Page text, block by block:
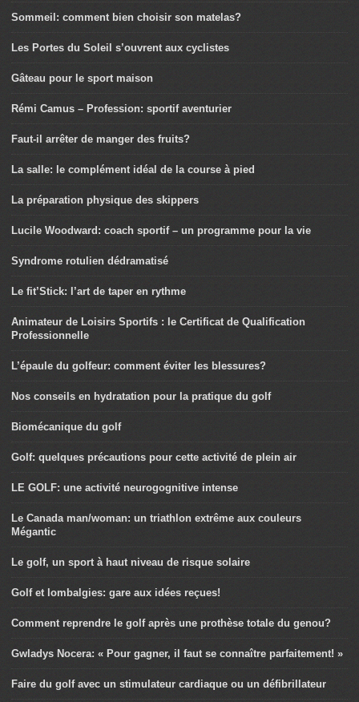
Sommeil: comment bien choisir son matelas?
Les Portes du Soleil s’ouvrent aux cyclistes
Gâteau pour le sport maison
Rémi Camus – Profession: sportif aventurier
Faut-il arrêter de manger des fruits?
La salle: le complément idéal de la course à pied
La préparation physique des skippers
Lucile Woodward: coach sportif – un programme pour la vie
Syndrome rotulien dédramatisé
Le fit’Stick: l’art de taper en rythme
Animateur de Loisirs Sportifs : le Certificat de Qualification
Professionnelle
L’épaule du golfeur: comment éviter les blessures?
Nos conseils en hydratation pour la pratique du golf
Biomécanique du golf
Golf: quelques précautions pour cette activité de plein air
LE GOLF: une activité neurogognitive intense
Le Canada man/woman: un triathlon extrême aux couleurs
Mégantic
Le golf, un sport à haut niveau de risque solaire
Golf et lombalgies: gare aux idées reçues!
Comment reprendre le golf après une prothèse totale du genou?
Gwladys Nocera: « Pour gagner, il faut se connaître parfaitement! »
Faire du golf avec un stimulateur cardiaque ou un défibrillateur